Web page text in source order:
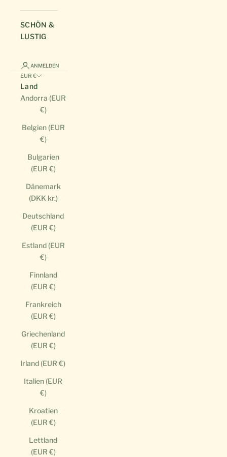
SCHÖN &
LUSTIG
ANMELDEN
EUR €
Land
Andorra (EUR
€)
Belgien (EUR
€)
Bulgarien
(EUR €)
Dänemark
(DKK kr.)
Deutschland
(EUR €)
Estland (EUR
€)
Finnland
(EUR €)
Frankreich
(EUR €)
Griechenland
(EUR €)
Irland (EUR €)
Italien (EUR
€)
Kroatien
(EUR €)
Lettland
(EUR €)